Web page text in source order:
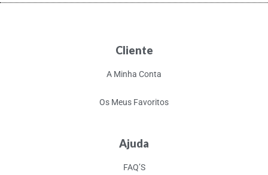
Cliente
A Minha Conta
Os Meus Favoritos
Ajuda
FAQ’S